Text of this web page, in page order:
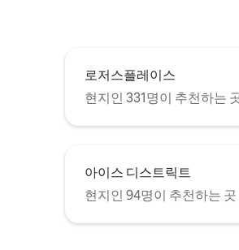
로저스플레이스
현지인 331명이 추천하는
아이스 디스트릭트
현지인 94명이 추천하는 곳